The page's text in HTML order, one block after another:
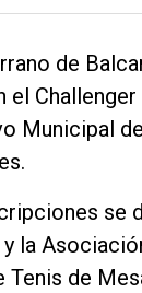
de
el
Municipal
se
y la
Tenis de